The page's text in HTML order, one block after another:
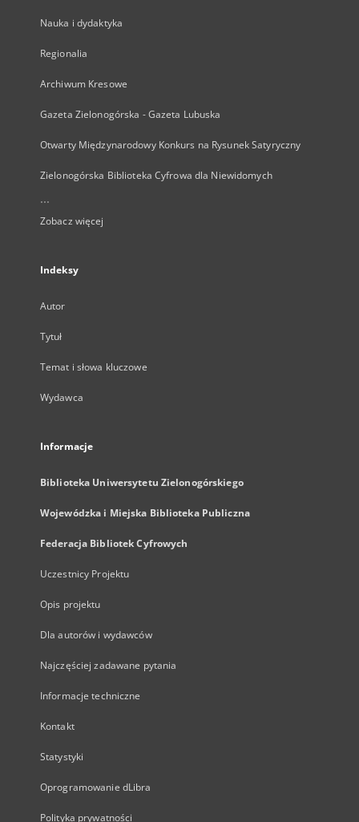
Nauka i dydaktyka
Regionalia
Archiwum Kresowe
Gazeta Zielonogórska - Gazeta Lubuska
Otwarty Międzynarodowy Konkurs na Rysunek Satyryczny
Zielonogórska Biblioteka Cyfrowa dla Niewidomych
...
Zobacz więcej
Indeksy
Autor
Tytuł
Temat i słowa kluczowe
Wydawca
Informacje
Biblioteka Uniwersytetu Zielonogórskiego
Wojewódzka i Miejska Biblioteka Publiczna
Federacja Bibliotek Cyfrowych
Uczestnicy Projektu
Opis projektu
Dla autorów i wydawców
Najczęściej zadawane pytania
Informacje techniczne
Kontakt
Statystyki
Oprogramowanie dLibra
Polityka prywatności